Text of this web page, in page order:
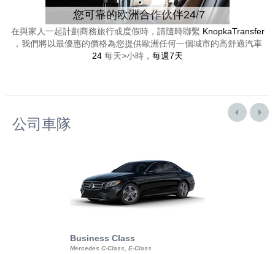
您可靠的欧洲合作伙伴24/7
在與家人一起計劃商務旅行或度假時，請隨時聯繫 KnopkaTransfer
，我們將以最優惠的價格為您提供歐洲任何一個城市的高舒適汽車
24 每天>小時， 每週7天
公司車隊
Business Class
Mercedes C-Class, E-Class